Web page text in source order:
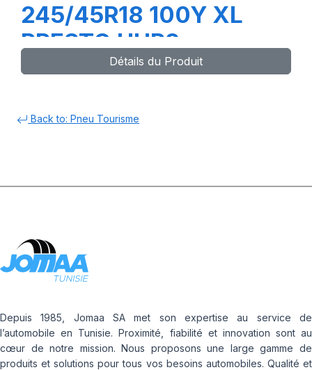
245/45R18 100Y XL
PRESTO UHP2
Détails du Produit
Back to: Pneu Tourisme
Depuis 1985, Jomaa SA met son expertise au service de
l’automobile en Tunisie. Proximité, fiabilité et innovation sont au
cœur de notre mission. Nous proposons une large gamme de
produits et solutions pour tous vos besoins automobiles. Qualité et